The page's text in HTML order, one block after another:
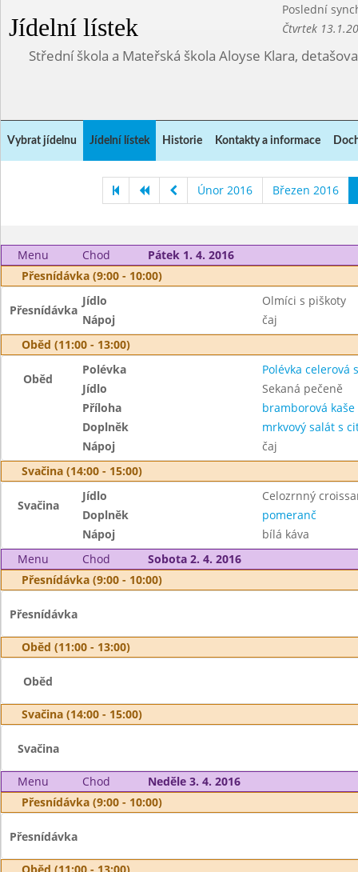
Jídelní lístek
Poslední
Čtvrtek
Střední škola a Mateřská škola Aloyse Klara,
Vybrat jídelnu Jídelní lístek Historie Kontakty a informace
Únor 2016 Březen 2016
Menu Chod
Pátek 1. 4. 2016
Přesnídávka (9:00 - 10:00)
Přesnídávka
Jídlo
Olmíci s piškoty
Nápoj
čaj
Oběd (11:00 - 13:00)
Oběd
Polévka
Polévka celerová
Jídlo
Sekaná pečeně
Příloha
bramborová kaše
Doplněk
mrkvový salát s
Nápoj
čaj
Svačina (14:00 - 15:00)
Svačina
Jídlo
Celozrnný
Doplněk
pomeranč
Nápoj
bílá káva
Menu
Chod
Sobota 2. 4. 2016
Přesnídávka (9:00 - 10:00)
Přesnídávka
Oběd (11:00 - 13:00)
Oběd
Svačina (14:00 - 15:00)
Svačina
Menu Chod
Neděle 3. 4. 2016
Přesnídávka (9:00 - 10:00)
Přesnídávka